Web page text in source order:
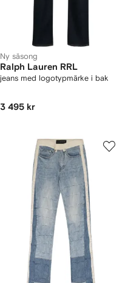
Ny säsong
Ralph Lauren RRL
jeans med logotypmärke i bak
3 495 kr